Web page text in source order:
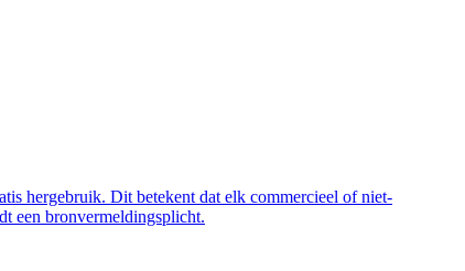
hergebruik. Dit betekent dat elk commercieel of niet-
een bronvermeldingsplicht.